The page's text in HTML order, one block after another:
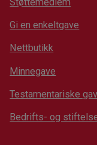
Gi en enkeltgave
Nettbutikk
Minnegave
Testamentariske
Bedrifts- og